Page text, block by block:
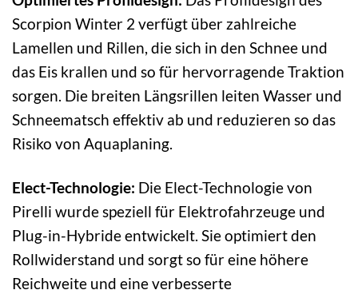
Scorpion Winter 2 verfügt über zahlreiche
Lamellen und Rillen, die sich in den Schnee und
das Eis krallen und so für hervorragende Traktion
sorgen. Die breiten Längsrillen leiten Wasser und
Schneematsch effektiv ab und reduzieren so das
Risiko von Aquaplaning.
Elect-Technologie: Die Elect-Technologie von
Pirelli wurde speziell für Elektrofahrzeuge und
Plug-in-Hybride entwickelt. Sie optimiert den
Rollwiderstand und sorgt so für eine höhere
Reichweite und eine verbesserte